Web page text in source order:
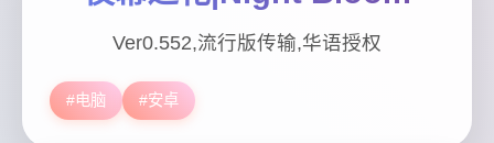
Ver0.552,流行版传输,华语授权
#电脑 #安卓